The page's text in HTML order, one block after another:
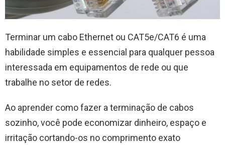
Terminar um cabo Ethernet ou CAT5e/CAT6 é uma
habilidade simples e essencial para qualquer pessoa
interessada em equipamentos de rede ou que
trabalhe no setor de redes.
Ao aprender como fazer a terminação de cabos
sozinho, você pode economizar dinheiro, espaço e
irritação cortando-os no comprimento exato